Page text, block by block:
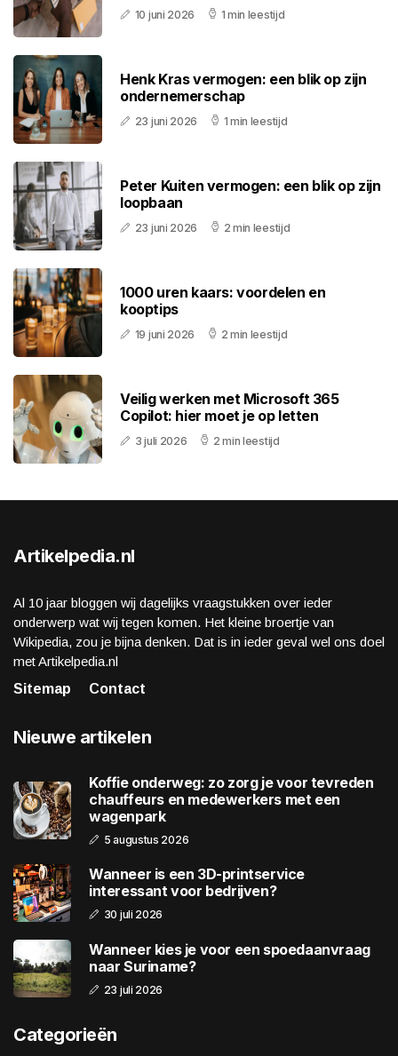
10 juni 2026 1 min leestijd
Henk Kras vermogen: een blik op zijn
ondernemerschap
23 juni 2026 1 min leestijd
Peter Kuiten vermogen: een blik op zijn
loopbaan
23 juni 2026 2 min leestijd
1000 uren kaars: voordelen en
kooptips
19 juni 2026 2 min leestijd
Veilig werken met Microsoft 365
Copilot: hier moet je op letten
3 juli 2026 2 min leestijd
Artikelpedia.nl
Al 10 jaar bloggen wij dagelijks vraagstukken over ieder
onderwerp wat wij tegen komen. Het kleine broertje van
Wikipedia, zou je bijna denken. Dat is in ieder geval wel ons doel
met Artikelpedia.nl
Sitemap
Contact
Nieuwe artikelen
Koffie onderweg: zo zorg je voor tevreden
chauffeurs en medewerkers met een
wagenpark
5 augustus 2026
Wanneer is een 3D-printservice
interessant voor bedrijven?
30 juli 2026
Wanneer kies je voor een spoedaanvraag
naar Suriname?
23 juli 2026
Categorieën